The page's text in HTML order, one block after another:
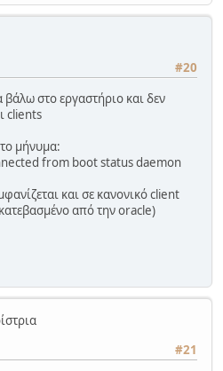
#20
στο εργαστήριο και δεν
clients
μήνυμα:
from boot status daemon
και σε κανονικό client
από την oracle)
#21